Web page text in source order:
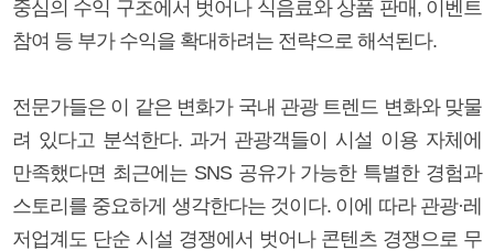
중심의 수익 구조에서 벗어나 식음료와 상품 판매, 이벤트
참여 등 부가 수익을 확대하려는 전략으로 해석된다.
전문가들은 이 같은 변화가 국내 관광 트렌드 변화와 맞물
려 있다고 분석한다. 과거 관광객들이 시설 이용 자체에
만족했다면 최근에는 SNS 공유가 가능한 특별한 경험과
스토리를 중요하게 생각한다는 것이다. 이에 따라 관광·레
저업계도 단순 시설 경쟁에서 벗어나 콘텐츠 경쟁으로 무